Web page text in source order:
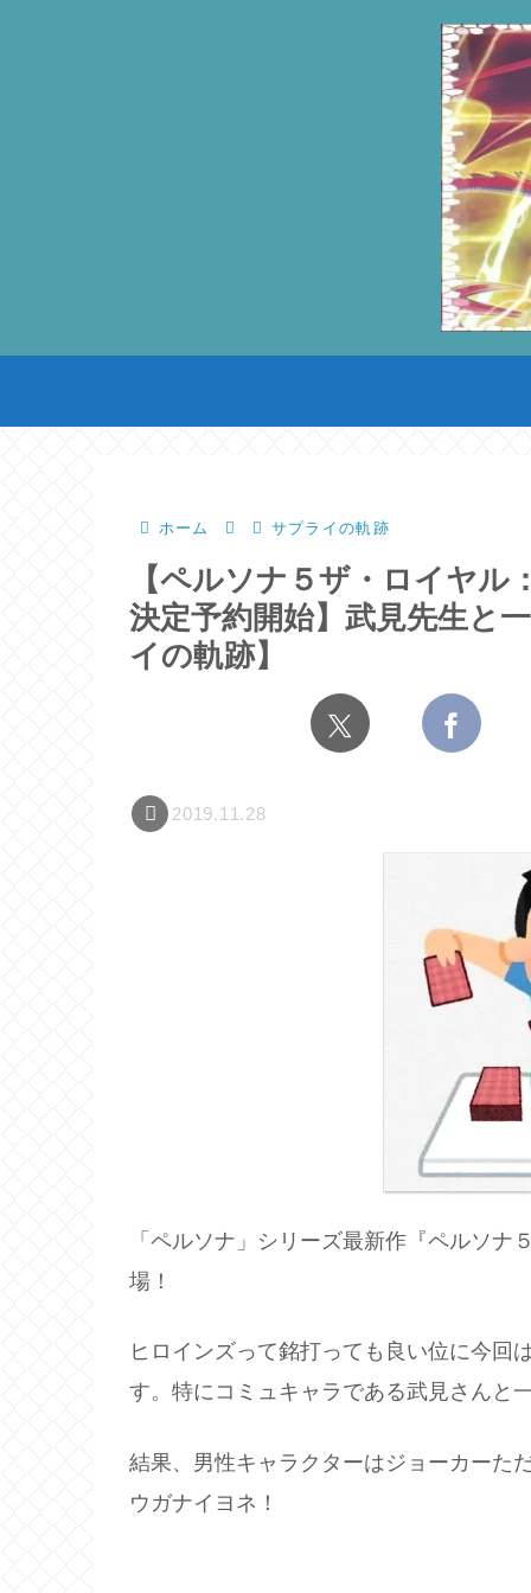
ホーム サプライの軌跡
【ペルソナ５ザ・ロイヤ
決定予約開始】武見先生と
イの軌跡】
2019.11.28
「ペルソナ」シリーズ最新作『ペルソ
場！
ヒロインズって銘打っても良い位に今回
す。特にコミュキャラである武見さんと
結果、男性キャラクターはジョーカーた
ウガナイヨネ！